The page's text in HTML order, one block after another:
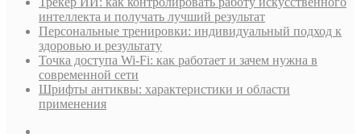
интеллекта и получать лучший результат
Персональные тренировки: индивидуальный подход к
здоровью и результату
Точка доступа Wi-Fi: как работает и зачем нужна в
современной сети
Шрифты антиквы: характеристики и области
применения